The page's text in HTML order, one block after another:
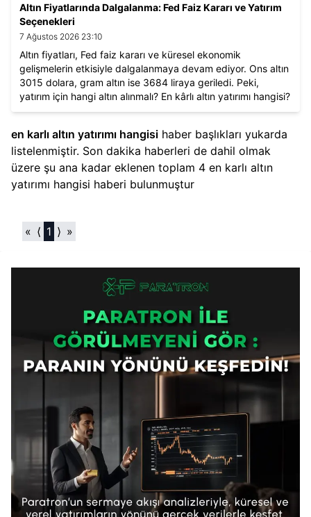
Altın Fiyatlarında Dalgalanma: Fed Faiz Kararı ve Yatırım
Seçenekleri
7 Ağustos 2026 23:10
Altın fiyatları, Fed faiz kararı ve küresel ekonomik
gelişmelerin etkisiyle dalgalanmaya devam ediyor. Ons altın
3015 dolara, gram altın ise 3684 liraya geriledi. Peki,
yatırım için hangi altın alınmalı? En kârlı altın yatırımı hangisi?
İşte piyasalardaki son gelişmeler ve beklentiler.
en karlı altın yatırımı hangisi haber başlıkları yukarda
listelenmiştir. Son dakika haberleri de dahil olmak
üzere şu ana kadar eklenen toplam 4 en karlı altın
yatırımı hangisi haberi bulunmuştur
« ⟨ 1 ⟩ »